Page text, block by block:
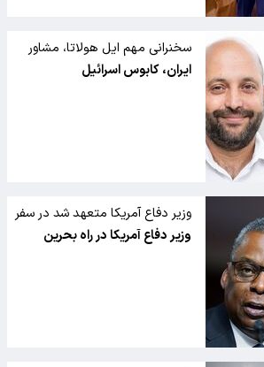
سخنرانی مهم ایل هولاتا، مشاور
امنیت ملی نخست وزیر اسراییل در
ایران، کابوس اسرائیل
وزیر دفاع آمریکا متعهد شد در سفر
به بحرین با ایران مقابله کند
وزیر دفاع آمریکا در راه بحرین